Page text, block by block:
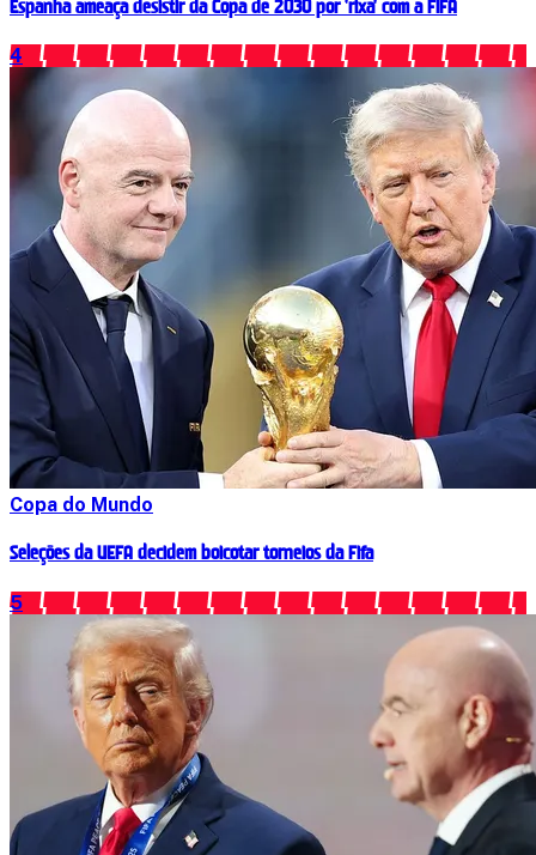
Espanha ameaça desistir da Copa de 2030 por 'rixa' com a FIFA
4
Copa do Mundo
Seleções da UEFA decidem boicotar torneios da Fifa
5